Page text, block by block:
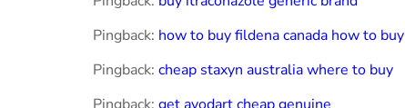
Pingback: how to buy fildena canada how to buy
Pingback: cheap staxyn australia where to buy
Pingback: get avodart cheap genuine